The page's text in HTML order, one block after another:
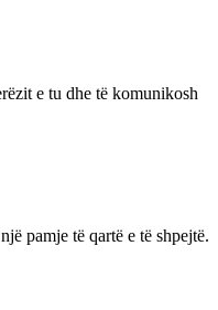
e tu dhe të komunikosh
pamje të qartë e të shpejtë.